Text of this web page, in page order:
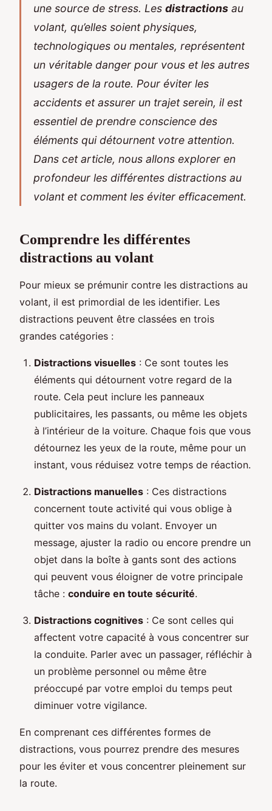
une source de stress. Les distractions au
volant, qu’elles soient physiques,
technologiques ou mentales, représentent
un véritable danger pour vous et les autres
usagers de la route. Pour éviter les
accidents et assurer un trajet serein, il est
essentiel de prendre conscience des
éléments qui détournent votre attention.
Dans cet article, nous allons explorer en
profondeur les différentes distractions au
volant et comment les éviter efficacement.
Comprendre les différentes
distractions au volant
Pour mieux se prémunir contre les distractions au
volant, il est primordial de les identifier. Les
distractions peuvent être classées en trois
grandes catégories :
Distractions visuelles : Ce sont toutes les
éléments qui détournent votre regard de la
route. Cela peut inclure les panneaux
publicitaires, les passants, ou même les objets
à l’intérieur de la voiture. Chaque fois que vous
détournez les yeux de la route, même pour un
instant, vous réduisez votre temps de réaction.
Distractions manuelles : Ces distractions
concernent toute activité qui vous oblige à
quitter vos mains du volant. Envoyer un
message, ajuster la radio ou encore prendre un
objet dans la boîte à gants sont des actions
qui peuvent vous éloigner de votre principale
tâche : conduire en toute sécurité.
Distractions cognitives : Ce sont celles qui
affectent votre capacité à vous concentrer sur
la conduite. Parler avec un passager, réfléchir à
un problème personnel ou même être
préoccupé par votre emploi du temps peut
diminuer votre vigilance.
En comprenant ces différentes formes de
distractions, vous pourrez prendre des mesures
pour les éviter et vous concentrer pleinement sur
la route.